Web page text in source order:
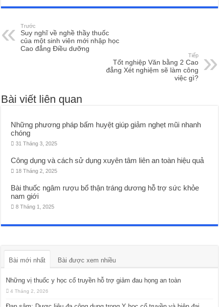
Trước
Suy nghĩ về nghề thầy thuốc
của một sinh viên mới nhập học
Cao đẳng Điều dưỡng
Tiếp
Tốt nghiệp Văn bằng 2 Cao
đẳng Xét nghiệm sẽ làm công
việc gì?
Bài viết liên quan
Những phương pháp bấm huyệt giúp giảm nghẹt mũi nhanh
chóng
31 Tháng 3, 2025
Công dụng và cách sử dụng xuyên tâm liên an toàn hiệu quả
18 Tháng 2, 2025
Bài thuốc ngâm rượu bổ thận tráng dương hỗ trợ sức khỏe
nam giới
8 Tháng 1, 2025
Bài mới nhất Bài được xem nhiều
Những vị thuốc y học cổ truyền hỗ trợ giảm đau họng an toàn
4 Tháng 2, 2026